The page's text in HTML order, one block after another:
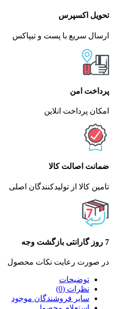
تحویل اکسپرس
ارسال سریع با پست و تیپاکس
پرداخت امن
امکان پرداخت انلاین
ضمانت اصالت کالا
تامین کالا از تولیدکنندگان اصلی
7 روز گارانتی بازگشت وجه
در صورت رعایت نکات محصول
توضیحات
نظرات (0)
سایر فروشندگان موجود